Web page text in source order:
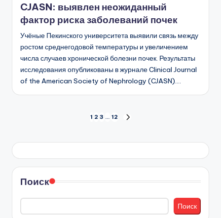
CJASN: выявлен неожиданный
фактор риска заболеваний почек
Учёные Пекинского университета выявили связь между
ростом среднегодовой температуры и увеличением
числа случаев хронической болезни почек. Результаты
исследования опубликованы в журнале Clinical Journal
of the American Society of Nephrology (CJASN).…
записей
1 2 3 … 12
Поиск
Поиск